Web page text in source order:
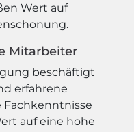
Wert auf
Mitarbeiter
beschäftigt
erfahrene
auf eine hohe